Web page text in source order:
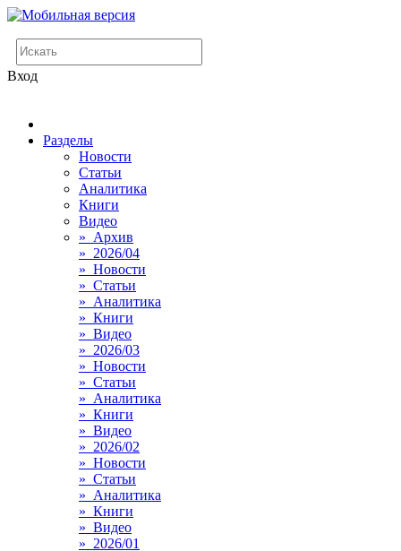
Вход
Разделы
Новости
Статьи
Аналитика
Книги
Видео
» Архив
» 2026/04
» Новости
» Статьи
» Аналитика
» Книги
» Видео
» 2026/03
» Новости
» Статьи
» Аналитика
» Книги
» Видео
» 2026/02
» Новости
» Статьи
» Аналитика
» Книги
» Видео
» 2026/01